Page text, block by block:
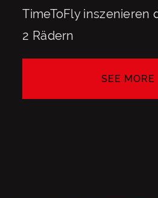
TimeToFly inszenieren
2 Rädern
SEE MORE